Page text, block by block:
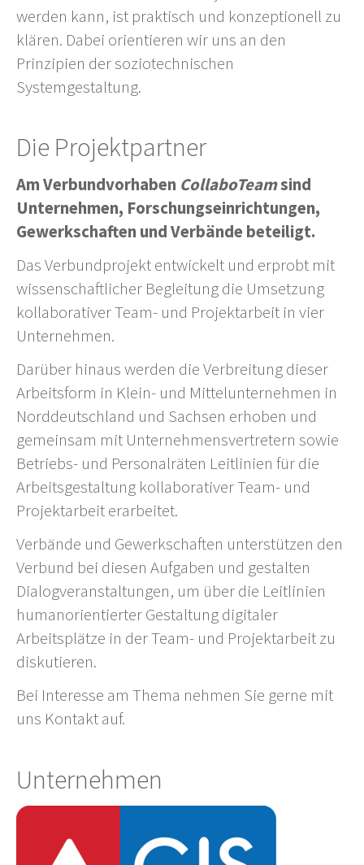
werden kann, ist praktisch und konzeptionell zu
klären. Dabei orientieren wir uns an den
Prinzipien der soziotechnischen
Systemgestaltung.
Die Projektpartner
Am Verbundvorhaben CollaboTeamsind
Unternehmen, Forschungseinrichtungen,
Gewerkschaften und Verbände beteiligt.
Das Verbundprojekt entwickelt und erprobt mit
wissenschaftlicher Begleitung die Umsetzung
kollaborativer Team- und Projektarbeit in vier
Unternehmen.
Darüber hinaus werden die Verbreitung dieser
Arbeitsform in Klein- und Mittelunternehmen in
Norddeutschland und Sachsen erhoben und
gemeinsam mit Unternehmensvertretern sowie
Betriebs- und Personalräten Leitlinien für die
Arbeitsgestaltung kollaborativer Team- und
Projektarbeit erarbeitet.
Verbände und Gewerkschaften unterstützen den
Verbund bei diesen Aufgaben und gestalten
Dialogveranstaltungen, um über die Leitlinien
humanorientierter Gestaltung digitaler
Arbeitsplätze in der Team- und Projektarbeit zu
diskutieren.
Bei Interesse am Thema nehmen Sie gerne mit
uns Kontakt auf.
Unternehmen